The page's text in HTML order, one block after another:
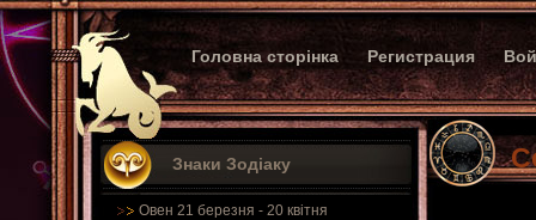
Головна сторінка Регистрация
Знаки Зодіаку
Овен 21 березня - 20 квітня